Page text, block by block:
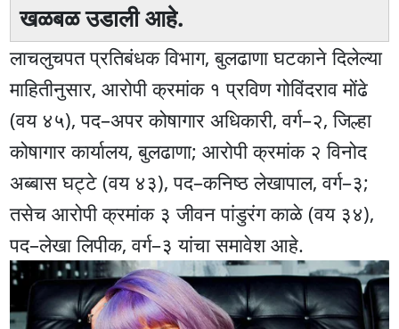
खळबळ उडाली आहे.
लाचलुचपत प्रतिबंधक विभाग, बुलढाणा घटकाने दिलेल्या
माहितीनुसार, आरोपी क्रमांक १ प्रविण गोविंदराव मोंढे
(वय ४५), पद–अपर कोषागार अधिकारी, वर्ग–२, जिल्हा
कोषागार कार्यालय, बुलढाणा; आरोपी क्रमांक २ विनोद
अब्बास घट्टे (वय ४३), पद–कनिष्ठ लेखापाल, वर्ग–३;
तसेच आरोपी क्रमांक ३ जीवन पांडुरंग काळे (वय ३४),
पद–लेखा लिपीक, वर्ग–३ यांचा समावेश आहे.